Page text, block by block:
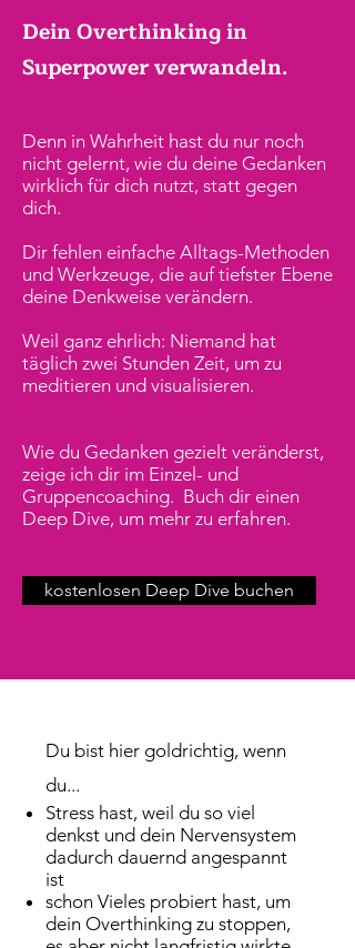
Dein Overthinking in
Superpower verwandeln.
Denn in Wahrheit hast du nur noch
nicht gelernt, wie du deine Gedanken
wirklich für dich nutzt, statt gegen
dich.
Dir fehlen einfache Alltags-Methoden
und Werkzeuge, die auf tiefster Ebene
deine Denkweise verändern.
Weil ganz ehrlich: Niemand hat
täglich zwei Stunden Zeit, um zu
meditieren und visualisieren.
Wie du Gedanken gezielt veränderst,
zeige ich dir im Einzel- und
Gruppencoaching. Buch dir einen
Deep Dive, um mehr zu erfahren.
kostenlosen Deep Dive buchen
​Du bist hier goldrichtig, wenn
du...
Stress hast, weil du so viel
denkst und dein Nervensystem
dadurch dauernd angespannt
ist
schon Vieles probiert hast, um
dein Overthinking zu stoppen,